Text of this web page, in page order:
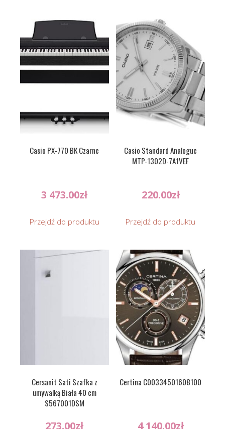
Casio PX-770 BK Czarne
3 473.00zł
Przejdź do produktu
Casio Standard Analogue
MTP-1302D-7A1VEF
220.00zł
Przejdź do produktu
Cersanit Sati Szafka z
umywalką Biała 40 cm
S567001DSM
273.00zł
Certina C00334501608100
4 140.00zł